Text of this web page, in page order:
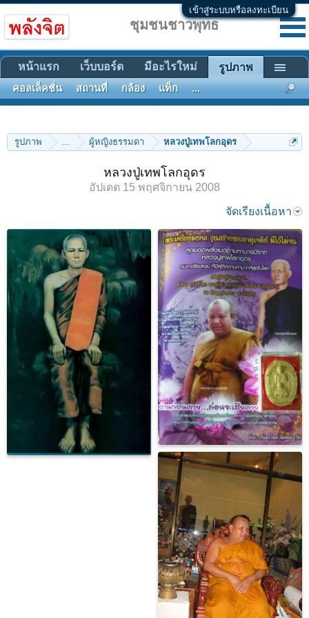
เข้าสู่ระบบหรือลงทะเบียน
รูปภาพ ... ผู้หญิงธรรมดา หลวงปู่เทพโลกอุดร
หลวงปู่เทพโลกอุดร
อัปเดต 15 พฤศจิกายน 2008
จัดเรียงเนื้อหา
ชุมชนชาวพุทธ
หน้าแรก เว็บบอร์ด มีอะไรใหม่ รูปภาพ
คอลเล็คชั่น สถานที่ กล้อง แท็ก ...